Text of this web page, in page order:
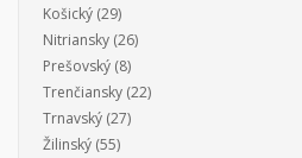
Košický (29)
Nitriansky (26)
Prešovský (8)
Trenčiansky (22)
Trnavský (27)
Žilinský (55)